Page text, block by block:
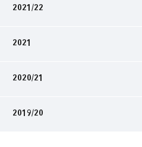
2021/22
2021
2020/21
2019/20